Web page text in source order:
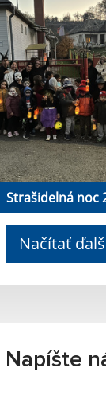
Strašidelná noc
Načítať
Napíšte